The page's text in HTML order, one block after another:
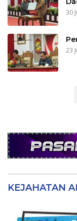
30
23
SPEACE
KEJAHATAN